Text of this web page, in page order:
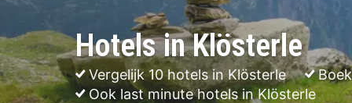
Hotels in Klösterle
Vergelijk 10 hotels in Klösterle
Ook last minute hotels in Klösterle